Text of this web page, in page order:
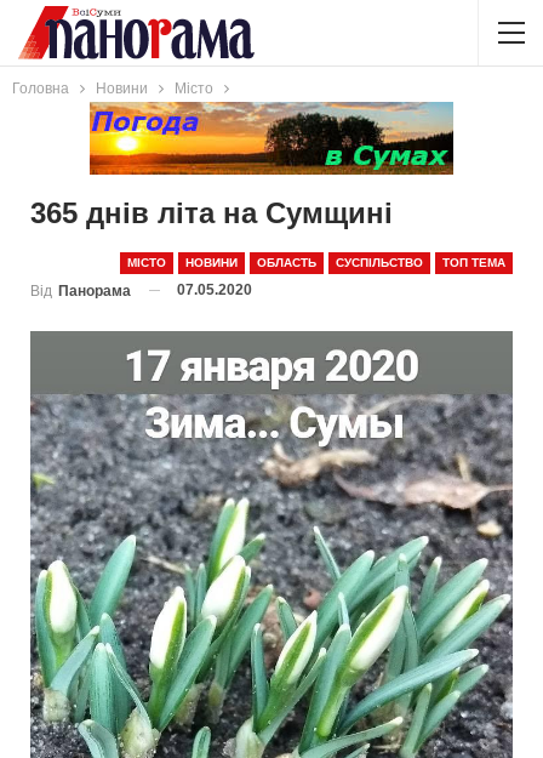
Головна Новини Місто
365 днів літа на Сумщині
МІСТО НОВИНИ ОБЛАСТЬ СУСПІЛЬСТВО ТОП ТЕМА
Від Панорама 07.05.2020